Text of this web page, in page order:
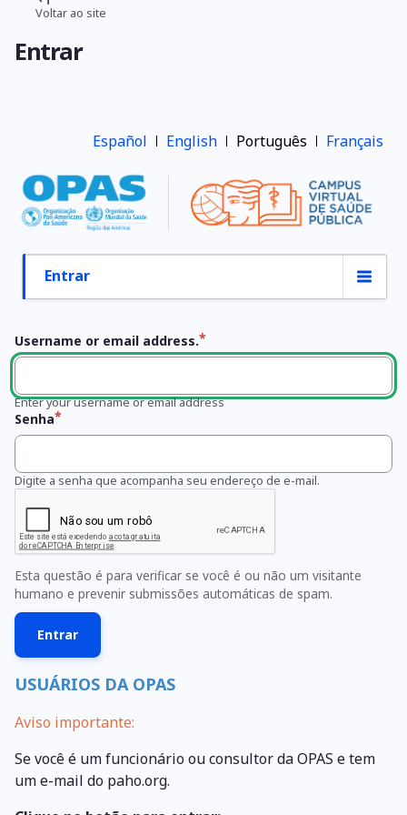
Pular
de
Voltar ao site
Entrar
Español English Português Français
Abas
Entrar
Username or email address.
Enter your username or email address
Senha
Digite a senha que acompanha seu endereço de e-mail.
Esta questão é para verificar se você é ou não um visitante
humano e prevenir submissões automáticas de spam.
USUÁRIOS DA OPAS
Aviso importante:
Se você é um funcionário ou consultor da OPAS e tem
um e-mail do paho.org.